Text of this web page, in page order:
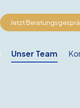
Jetzt
Unser Team